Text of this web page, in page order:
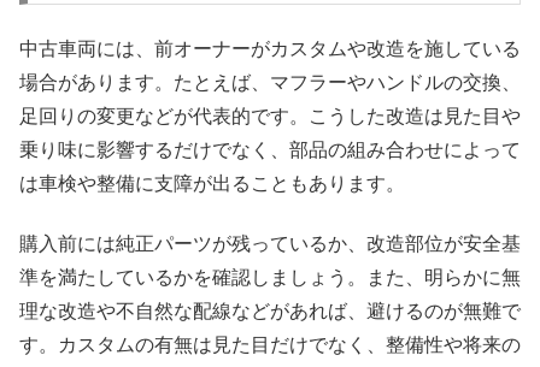
中古車両には、前オーナーがカスタムや改造を施している
場合があります。たとえば、マフラーやハンドルの交換、
足回りの変更などが代表的です。こうした改造は見た目や
乗り味に影響するだけでなく、部品の組み合わせによって
は車検や整備に支障が出ることもあります。
購入前には純正パーツが残っているか、改造部位が安全基
準を満たしているかを確認しましょう。また、明らかに無
理な改造や不自然な配線などがあれば、避けるのが無難で
す。カスタムの有無は見た目だけでなく、整備性や将来の